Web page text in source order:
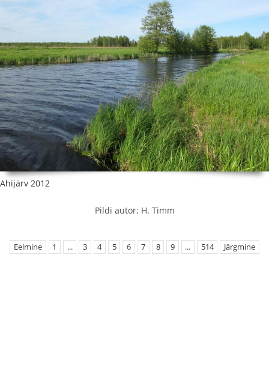
Ahijärv 2012
Pildi autor: H. Timm
Eelmine 1 ... 3 4 5 6 7 8 9 ... 514 Järgmine